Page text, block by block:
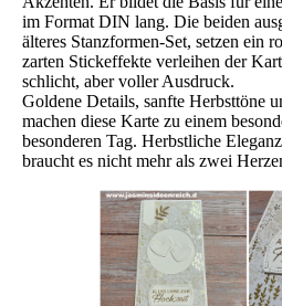
im Format DIN lang. Die beiden
älteres Stanzformen-Set, setzen ein
zarten Stickeffekte verleihen der
schlicht, aber voller Ausdruck.
Goldene Details, sanfte Herbsttöne
machen diese Karte zu einem
besonderen Tag. Herbstliche
braucht es nicht mehr als zwei